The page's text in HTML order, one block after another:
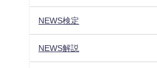
NEWS検定
NEWS解説